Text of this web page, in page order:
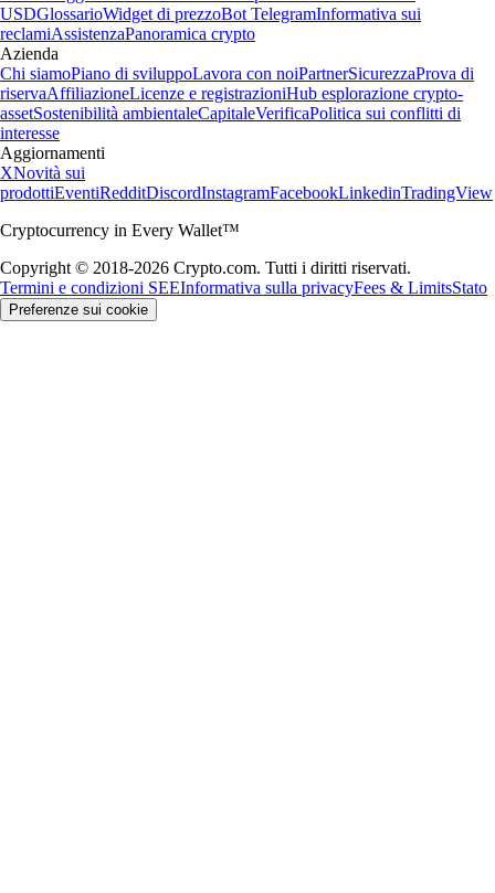
USDGlossarioWidget di prezzoBot TelegramInformativa sui
reclamiAssistenzaPanoramica crypto
Azienda
Chi siamoPiano di sviluppoLavora con noiPartnerSicurezzaProva di
riservaAffiliazioneLicenze e registrazioniHub esplorazione crypto-
assetSostenibilità ambientaleCapitaleVerificaPolitica sui conflitti di
interesse
Aggiornamenti
XNovità sui
prodottiEventiRedditDiscordInstagramFacebookLinkedinTradingView
Cryptocurrency in Every Wallet™
Copyright © 2018-2026 Crypto.com. Tutti i diritti riservati.
Termini e condizioni SEEInformativa sulla privacyFees & LimitsStato
Preferenze sui cookie